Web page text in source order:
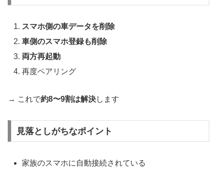
スマホ側の車データを削除
車側のスマホ登録も削除
両方再起動
再度ペアリング
→ これで約8〜9割は解決します
見落としがちなポイント
家族のスマホに自動接続されている